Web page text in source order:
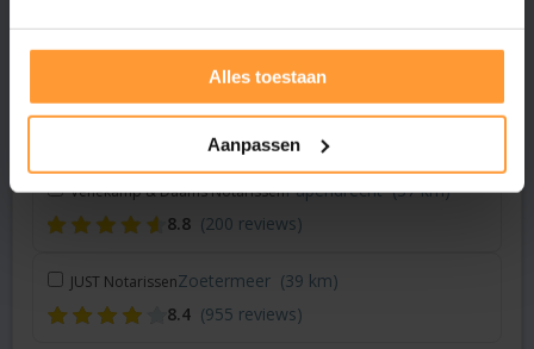
Alles toestaan
Aanpassen
010NOTARISRotterdam (33 km)
(454 reviews)
Venekamp & Daams NotarissenPapendrecht (37 km)
8.8 (200 reviews)
JUST NotarissenZoetermeer (39 km)
8.4 (955 reviews)